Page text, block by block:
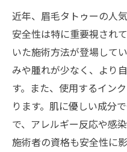
保つ方法
安心して楽しむた
ン選び
実体験から学ぶ！
術のすすめ
近年、眉毛タトゥーの人
安全性は特に重要視され
いた施術方法が登場して
みや腫れが少なく、より
す。また、使用するイン
ります。肌に優しい成分
で、アレルギー反応や感
施術者の資格も安全性に